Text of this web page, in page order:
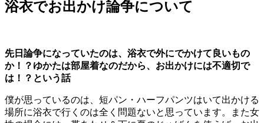
浴衣でお出かけ論争について
先日論争になっていたのは、浴衣で外にでかけて良いもの
か！？ゆかたは部屋着なのだから、お出かけには不適切で
は！？という話
僕が思っているのは、短パン・ハーフパンツはいて出かける
場所に浴衣で行くのは全く問題ないと思っています。また女